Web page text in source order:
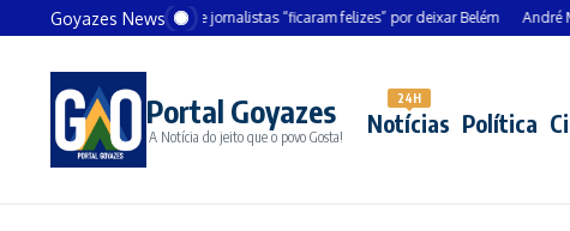
Ir para o conteúdo
Goyazes News
alemão diz que jornalistas “ficaram felizes” por deixar Belém André
Portal Goyazes
A Notícia do jeito que o povo Gosta! Notícias
24H
Política